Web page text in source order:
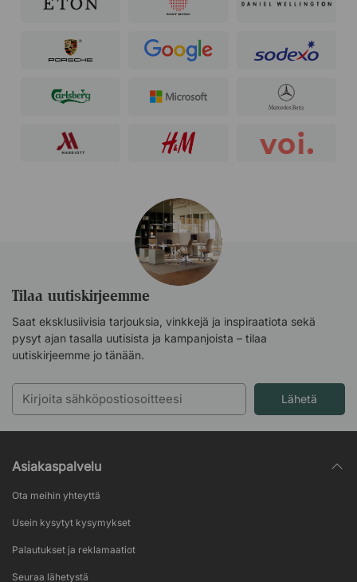
Tilaa uutiskirjeemme
Saat eksklusiivisia tarjouksia, vinkkejä ja inspiraatiota sekä
pysyt ajan tasalla uutisista ja kampanjoista – tilaa
uutiskirjeemme jo tänään.
Lähetä
Asiakaspalvelu
Ota meihin yhteyttä
Usein kysytyt kysymykset
Palautukset ja reklamaatiot
Seuraa lähetystä